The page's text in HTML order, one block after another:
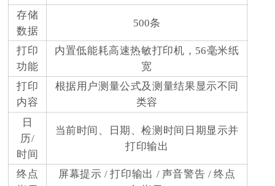
存储
数据
500条
打印
功能
内置低能耗高速热敏打印机，56毫米纸
宽
打印
内容
根据用户测量公式及测量结果显示不同
类容
日
历/
时间
当前时间、日期、检测时间日期显示并
打印输出
终点
屏幕提示 / 打印输出 / 声音警告 / 终点